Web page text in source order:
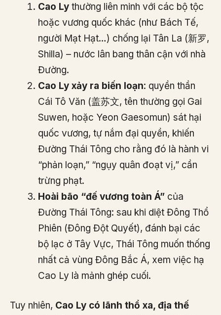
Cao Ly thường liên minh với các bộ tộc
hoặc vương quốc khác (như Bách Tế,
người Mạt Hạt…) chống lại Tân La (新罗,
Shilla) – nước lân bang thân cận với nhà
Đường.
Cao Ly xảy ra biến loạn: quyền thần
Cái Tô Văn (盖苏文, tên thường gọi Gai
Suwen, hoặc Yeon Gaesomun) sát hại
quốc vương, tự nắm đại quyền, khiến
Đường Thái Tông cho rằng đó là hành vi
“phản loạn,” “ngụy quân đoạt vị,” cần
trừng phạt.
Hoài bão “đế vương toàn Á” của
Đường Thái Tông: sau khi diệt Đông Thổ
Phiên (Đông Đột Quyết), đánh bại các
bộ lạc ở Tây Vực, Thái Tông muốn thống
nhất cả vùng Đông Bắc Á, xem việc hạ
Cao Ly là mảnh ghép cuối.
Tuy nhiên, Cao Ly có lãnh thổ xa, địa thế